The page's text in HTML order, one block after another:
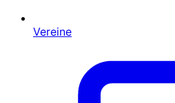
Vereine